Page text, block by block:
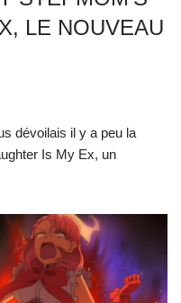
LE NOUVEAU
dévoilais il y a peu la
Is My Ex, un